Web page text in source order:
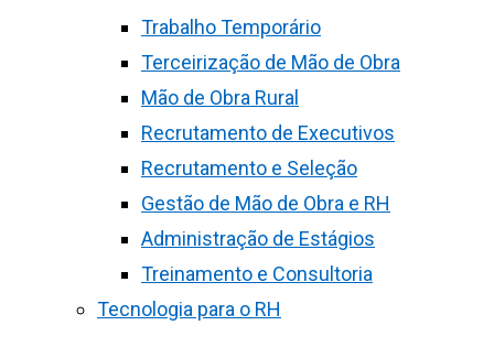
Trabalho Temporário
Terceirização de Mão de Obra
Mão de Obra Rural
Recrutamento de Executivos
Recrutamento e Seleção
Gestão de Mão de Obra e RH
Administração de Estágios
Treinamento e Consultoria
Tecnologia para o RH